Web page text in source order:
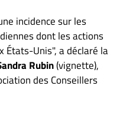
incidence sur les
dont les actions
États-Unis", a déclaré la
Rubin(vignette),
des Conseillers